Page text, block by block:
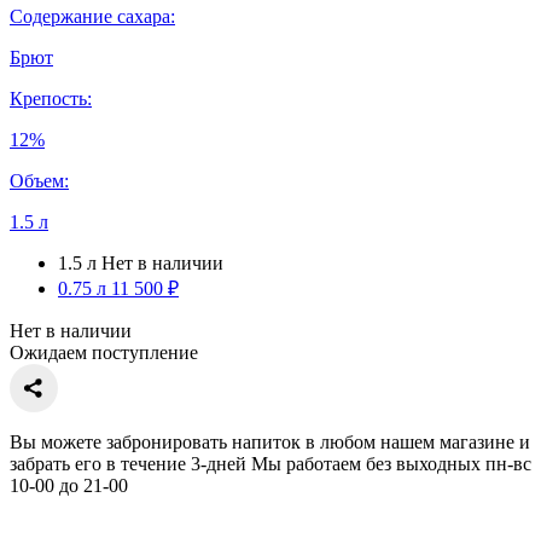
Содержание сахара:
Брют
Крепость:
12%
Объем:
1.5 л
1.5 л Нет в наличии
0.75 л 11 500 ₽
Нет в наличии
Ожидаем поступление
Вы можете забронировать напиток в любом нашем магазине и
забрать его в течение 3-дней Мы работаем без выходных пн-вс
10-00 до 21-00